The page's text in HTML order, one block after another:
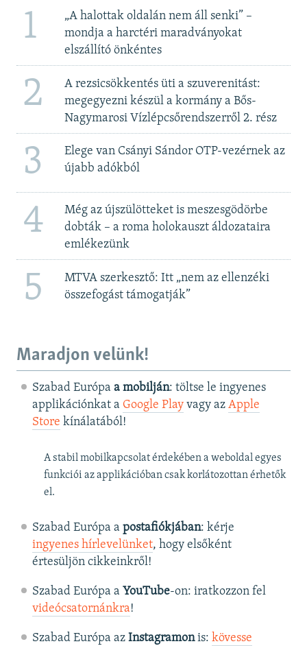
1
„A halottak oldalán nem áll senki” –
mondja a harctéri maradványokat
elszállító önkéntes
2
A rezsicsökkentés üti a szuverenitást:
megegyezni készül a kormány a Bős-
Nagymarosi Vízlépcsőrendszerről 2. rész
3
Elege van Csányi Sándor OTP-vezérnek az
újabb adókból
4
Még az újszülötteket is meszesgödörbe
dobták – a roma holokauszt áldozataira
emlékezünk
5
MTVA szerkesztő: Itt „nem az ellenzéki
összefogást támogatják”
Maradjon velünk!
Szabad Európa a mobilján: töltse le ingyenes
applikációnkat a Google Playvagy az Apple
Store kínálatából!
A stabil mobilkapcsolat érdekében a weboldal egyes
funkciói az applikációban csak korlátozottan érhetők
el.
Szabad Európa a postafiókjában: kérje
ingyenes hírlevelünket, hogy elsőként
értesüljön cikkeinkről!
Szabad Európa a YouTube-on: iratkozzon fel
videócsatornánkra!
Szabad Európa az Instagramonis: kövesse